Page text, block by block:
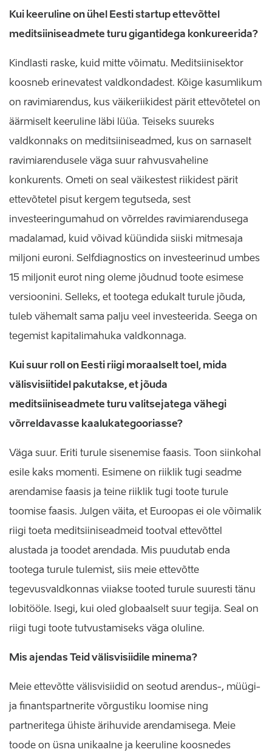
Kui keeruline on ühel Eesti startup ettevõttel
meditsiiniseadmete turu gigantidega konkureerida?
Kindlasti raske, kuid mitte võimatu. Meditsiinisektor
koosneb erinevatest valdkondadest. Kõige kasumlikum
on ravimiarendus, kus väikeriikidest pärit ettevõtetel on
äärmiselt keeruline läbi lüüa. Teiseks suureks
valdkonnaks on meditsiiniseadmed, kus on sarnaselt
ravimiarendusele väga suur rahvusvaheline
konkurents. Ometi on seal väikestest riikidest pärit
ettevõtetel pisut kergem tegutseda, sest
investeeringumahud on võrreldes ravimiarendusega
madalamad, kuid võivad küündida siiski mitmesaja
miljoni euroni. Selfdiagnostics on investeerinud umbes
15 miljonit eurot ning oleme jõudnud toote esimese
versioonini. Selleks, et tootega edukalt turule jõuda,
tuleb vähemalt sama palju veel investeerida. Seega on
tegemist kapitalimahuka valdkonnaga.
Kui suur roll on Eesti riigi moraalselt toel, mida
välisvisiitidel pakutakse, et jõuda
meditsiiniseadmete turu valitsejatega vähegi
võrreldavasse kaalukategooriasse?
Väga suur. Eriti turule sisenemise faasis. Toon siinkohal
esile kaks momenti. Esimene on riiklik tugi seadme
arendamise faasis ja teine riiklik tugi toote turule
toomise faasis. Julgen väita, et Euroopas ei ole võimalik
riigi toeta meditsiiniseadmeid tootval ettevõttel
alustada ja toodet arendada. Mis puudutab enda
tootega turule tulemist, siis meie ettevõtte
tegevusvaldkonnas viiakse tooted turule suuresti tänu
lobitööle. Isegi, kui oled globaalselt suur tegija. Seal on
riigi tugi toote tutvustamiseks väga oluline.
Mis ajendas Teid välisvisiidile minema?
Meie ettevõtte välisvisiidid on seotud arendus-, müügi-
ja finantspartnerite võrgustiku loomise ning
partneritega ühiste ärihuvide arendamisega. Meie
toode on üsna unikaalne ja keeruline koosnedes